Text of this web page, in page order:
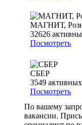
МАГНИТ,
32626
Посмотреть
СБЕР
3549
Посмотреть
По вашему
вакансии.